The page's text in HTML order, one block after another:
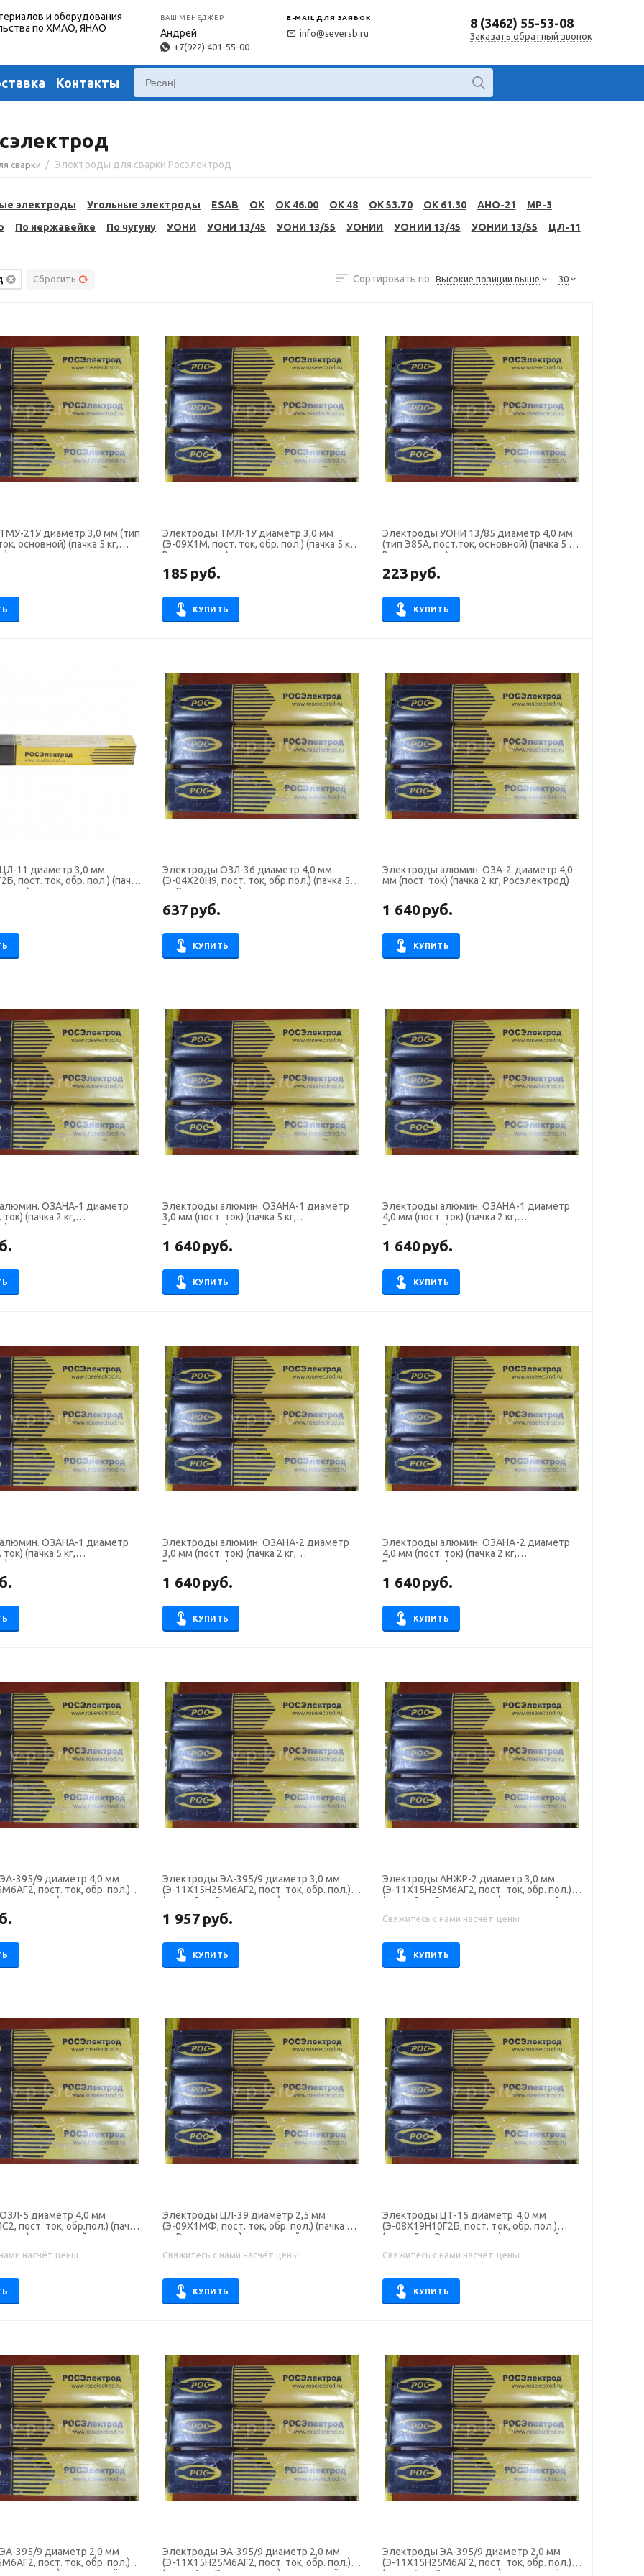
и оборудования
по ХМАО, ЯНАО
ВАШ МЕНЕДЖЕР
Андрей
+7(922) 401-55-00
E-MAIL ДЛЯ ЗАЯВОК
info@seversb.ru
8 (3462) 55-53-08
Заказать обратный звонок
Контакты
сварки / Электроды для сварки Росэлектрод
электроды Угольные электроды ESAB OK OK 46.00 OK 48 OK 53.70 OK 61.30 АНО-21
МР-3
По нержавейке По чугуну УОНИ УОНИ 13/45 УОНИ 13/55 УОНИИ УОНИИ 13/45 УОНИИ 13/55
ЦЛ-11
Сбросить Сортировать по: Высокие позиции выше 30
диаметр 3,0 мм (тип
основной) (пачка 5 кг,
Электроды ТМЛ-1У диаметр 3,0 мм
(Э-09Х1М, пост. ток, обр. пол.) (пачка 5 кг,
Росэлектрод)
185 руб.
КУПИТЬ
Электроды УОНИ 13/85 диаметр 4,0 мм
(тип Э85А, пост.ток, основной) (пачка 5 кг,
Росэлектрод)
223 руб.
КУПИТЬ
11 диаметр 3,0 мм
пост. ток, обр. пол.) (пачка
Электроды ОЗЛ-36 диаметр 4,0 мм
(Э-04Х20Н9, пост. ток, обр.пол.) (пачка 5
кг, Росэлектрод)
637 руб.
КУПИТЬ
Электроды алюмин. ОЗА-2 диаметр 4,0
мм (пост. ток) (пачка 2 кг, Росэлектрод)
1 640руб.
КУПИТЬ
ОЗАНА-1 диаметр
(пачка 2 кг,
Электроды алюмин. ОЗАНА-1 диаметр
3,0 мм (пост. ток) (пачка 5 кг,
Росэлектрод)
1 640руб.
КУПИТЬ
Электроды алюмин. ОЗАНА-1 диаметр
4,0 мм (пост. ток) (пачка 2 кг,
Росэлектрод)
1 640руб.
КУПИТЬ
ОЗАНА-1 диаметр
(пачка 5 кг,
Электроды алюмин. ОЗАНА-2 диаметр
3,0 мм (пост. ток) (пачка 2 кг,
Росэлектрод)
1 640руб.
КУПИТЬ
Электроды алюмин. ОЗАНА-2 диаметр
4,0 мм (пост. ток) (пачка 2 кг,
Росэлектрод)
1 640руб.
КУПИТЬ
395/9 диаметр 4,0 мм
пост. ток, обр. пол.)
Электроды ЭА-395/9 диаметр 3,0 мм
(Э-11Х15Н25М6АГ2, пост. ток, обр. пол.)
(пачка 5 кг, Росэлектрод)
1 957 руб.
КУПИТЬ
Электроды АНЖР-2 диаметр 3,0 мм
(Э-11Х15Н25М6АГ2, пост. ток, обр. пол.)
(пачка 5 кг, Росэлектрод), для ручной
Свяжитесь с нами насчёт цены
КУПИТЬ
5 диаметр 4,0 мм
пост. ток, обр.пол.) (пачка
для ручной сварки
насчёт цены
Электроды ЦЛ-39 диаметр 2,5 мм
(Э-09Х1МФ, пост. ток, обр. пол.) (пачка 5
кг, Росэлектрод), для ручной сварки
Свяжитесь с нами насчёт цены
КУПИТЬ
Электроды ЦТ-15 диаметр 4,0 мм
(Э-08Х19Н10Г2Б, пост. ток, обр. пол.)
(пачка 5 кг, Росэлектрод), для ручной
Свяжитесь с нами насчёт цены
КУПИТЬ
395/9 диаметр 2,0 мм
пост. ток, обр. пол.)
для ручной
Электроды ЭА-395/9 диаметр 2,0 мм
(Э-11Х15Н25М6АГ2, пост. ток, обр. пол.)
(пачка 4 кг, Росэлектрод), для ручной
Электроды ЭА-395/9 диаметр 2,0 мм
(Э-11Х15Н25М6АГ2, пост. ток, обр. пол.)
(пачка 5 кг, Росэлектрод), для ручной